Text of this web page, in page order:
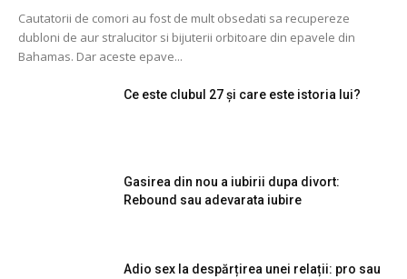
Cautatorii de comori au fost de mult obsedati sa recupereze
dubloni de aur stralucitor si bijuterii orbitoare din epavele din
Bahamas. Dar aceste epave...
Ce este clubul 27 și care este istoria lui?
Gasirea din nou a iubirii dupa divort:
Rebound sau adevarata iubire
Adio sex la despărțirea unei relații: pro sau